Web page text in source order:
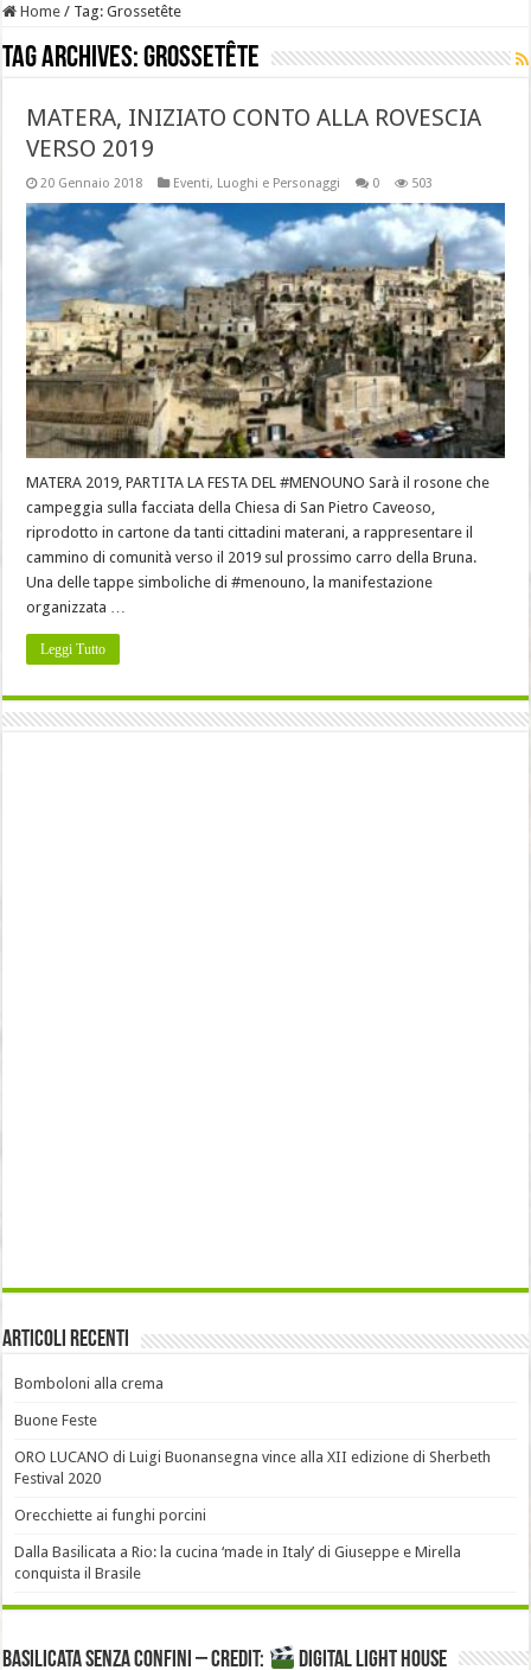
Home / Tag:Grossetête
Tag Archives:Grossetête
MATERA, INIZIATO CONTO ALLA ROVESCIA
VERSO 2019
20 Gennaio 2018 Eventi, Luoghi e Personaggi 0 503
MATERA 2019, PARTITA LA FESTA DEL #MENOUNO Sarà il rosone che
campeggia sulla facciata della Chiesa di San Pietro Caveoso,
riprodotto in cartone da tanti cittadini materani, a rappresentare il
cammino di comunità verso il 2019 sul prossimo carro della Bruna.
Una delle tappe simboliche di #menouno, la manifestazione
organizzata …
Leggi Tutto
Articoli recenti
Bomboloni alla crema
Buone Feste
ORO LUCANO di Luigi Buonansegna vince alla XII edizione di Sherbeth
Festival 2020
Orecchiette ai funghi porcini
Dalla Basilicata a Rio: la cucina ‘made in Italy’ di Giuseppe e Mirella
conquista il Brasile
Basilicata senza confini – Credit: DIGITAL LIGHT HOUSE